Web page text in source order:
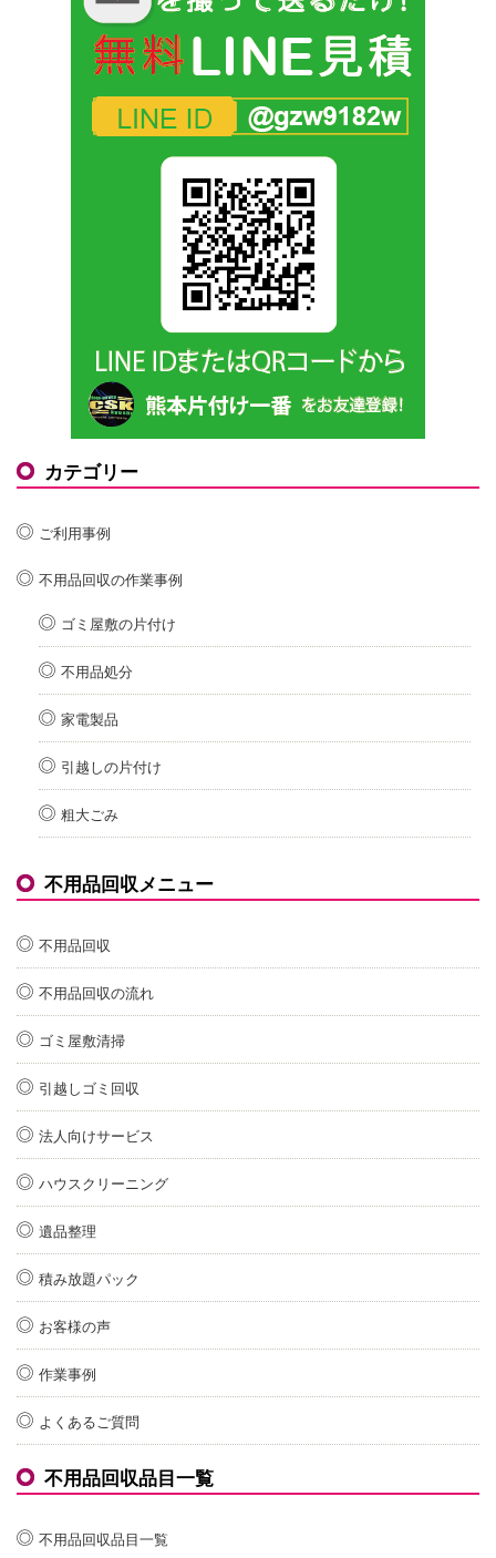
カテゴリー
ご利用事例
不用品回収の作業事例
ゴミ屋敷の片付け
不用品処分
家電製品
引越しの片付け
粗大ごみ
不用品回収メニュー
不用品回収
不用品回収の流れ
ゴミ屋敷清掃
引越しゴミ回収
法人向けサービス
ハウスクリーニング
遺品整理
積み放題パック
お客様の声
作業事例
よくあるご質問
不用品回収品目一覧
不用品回収品目一覧